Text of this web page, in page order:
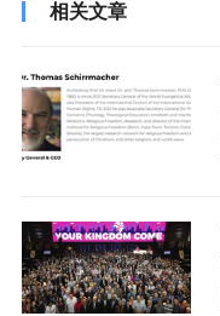
相关文章